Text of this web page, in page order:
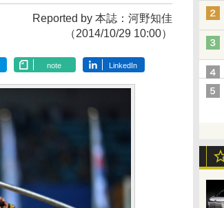
Reported by 本誌：河野知佳
（2014/10/29 10:00）
note LinkedIn